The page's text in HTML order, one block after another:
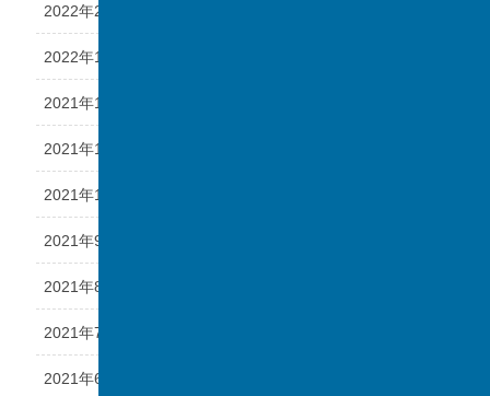
2022年2月
2022年1月
2021年12月
2021年11月
2021年10月
2021年9月
2021年8月
2021年7月
2021年6月